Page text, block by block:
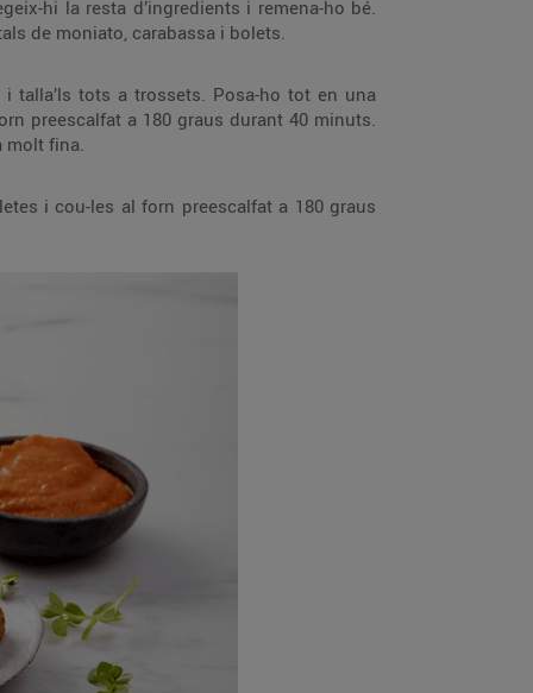
Incorpora-hi les llavors de xia i torna a remenar-ho. Deixa-ho a la nevera 4 hores. Mandonguilles vegetals de moniato, carabassa i bolets.
aconseguir una salsa molt fina.